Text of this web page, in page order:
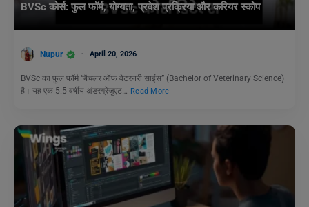
BVSc कोर्स: फुल फॉर्म, योग्यता, प्रवेश प्रक्रिया और करियर स्कोप
Nupur April 20, 2026
BVSc का फुल फॉर्म “बैचलर ऑफ वेटरनरी साइंस” (Bachelor of Veterinary Science)
है। यह एक 5.5 वर्षीय अंडरग्रेजुएट… Read More